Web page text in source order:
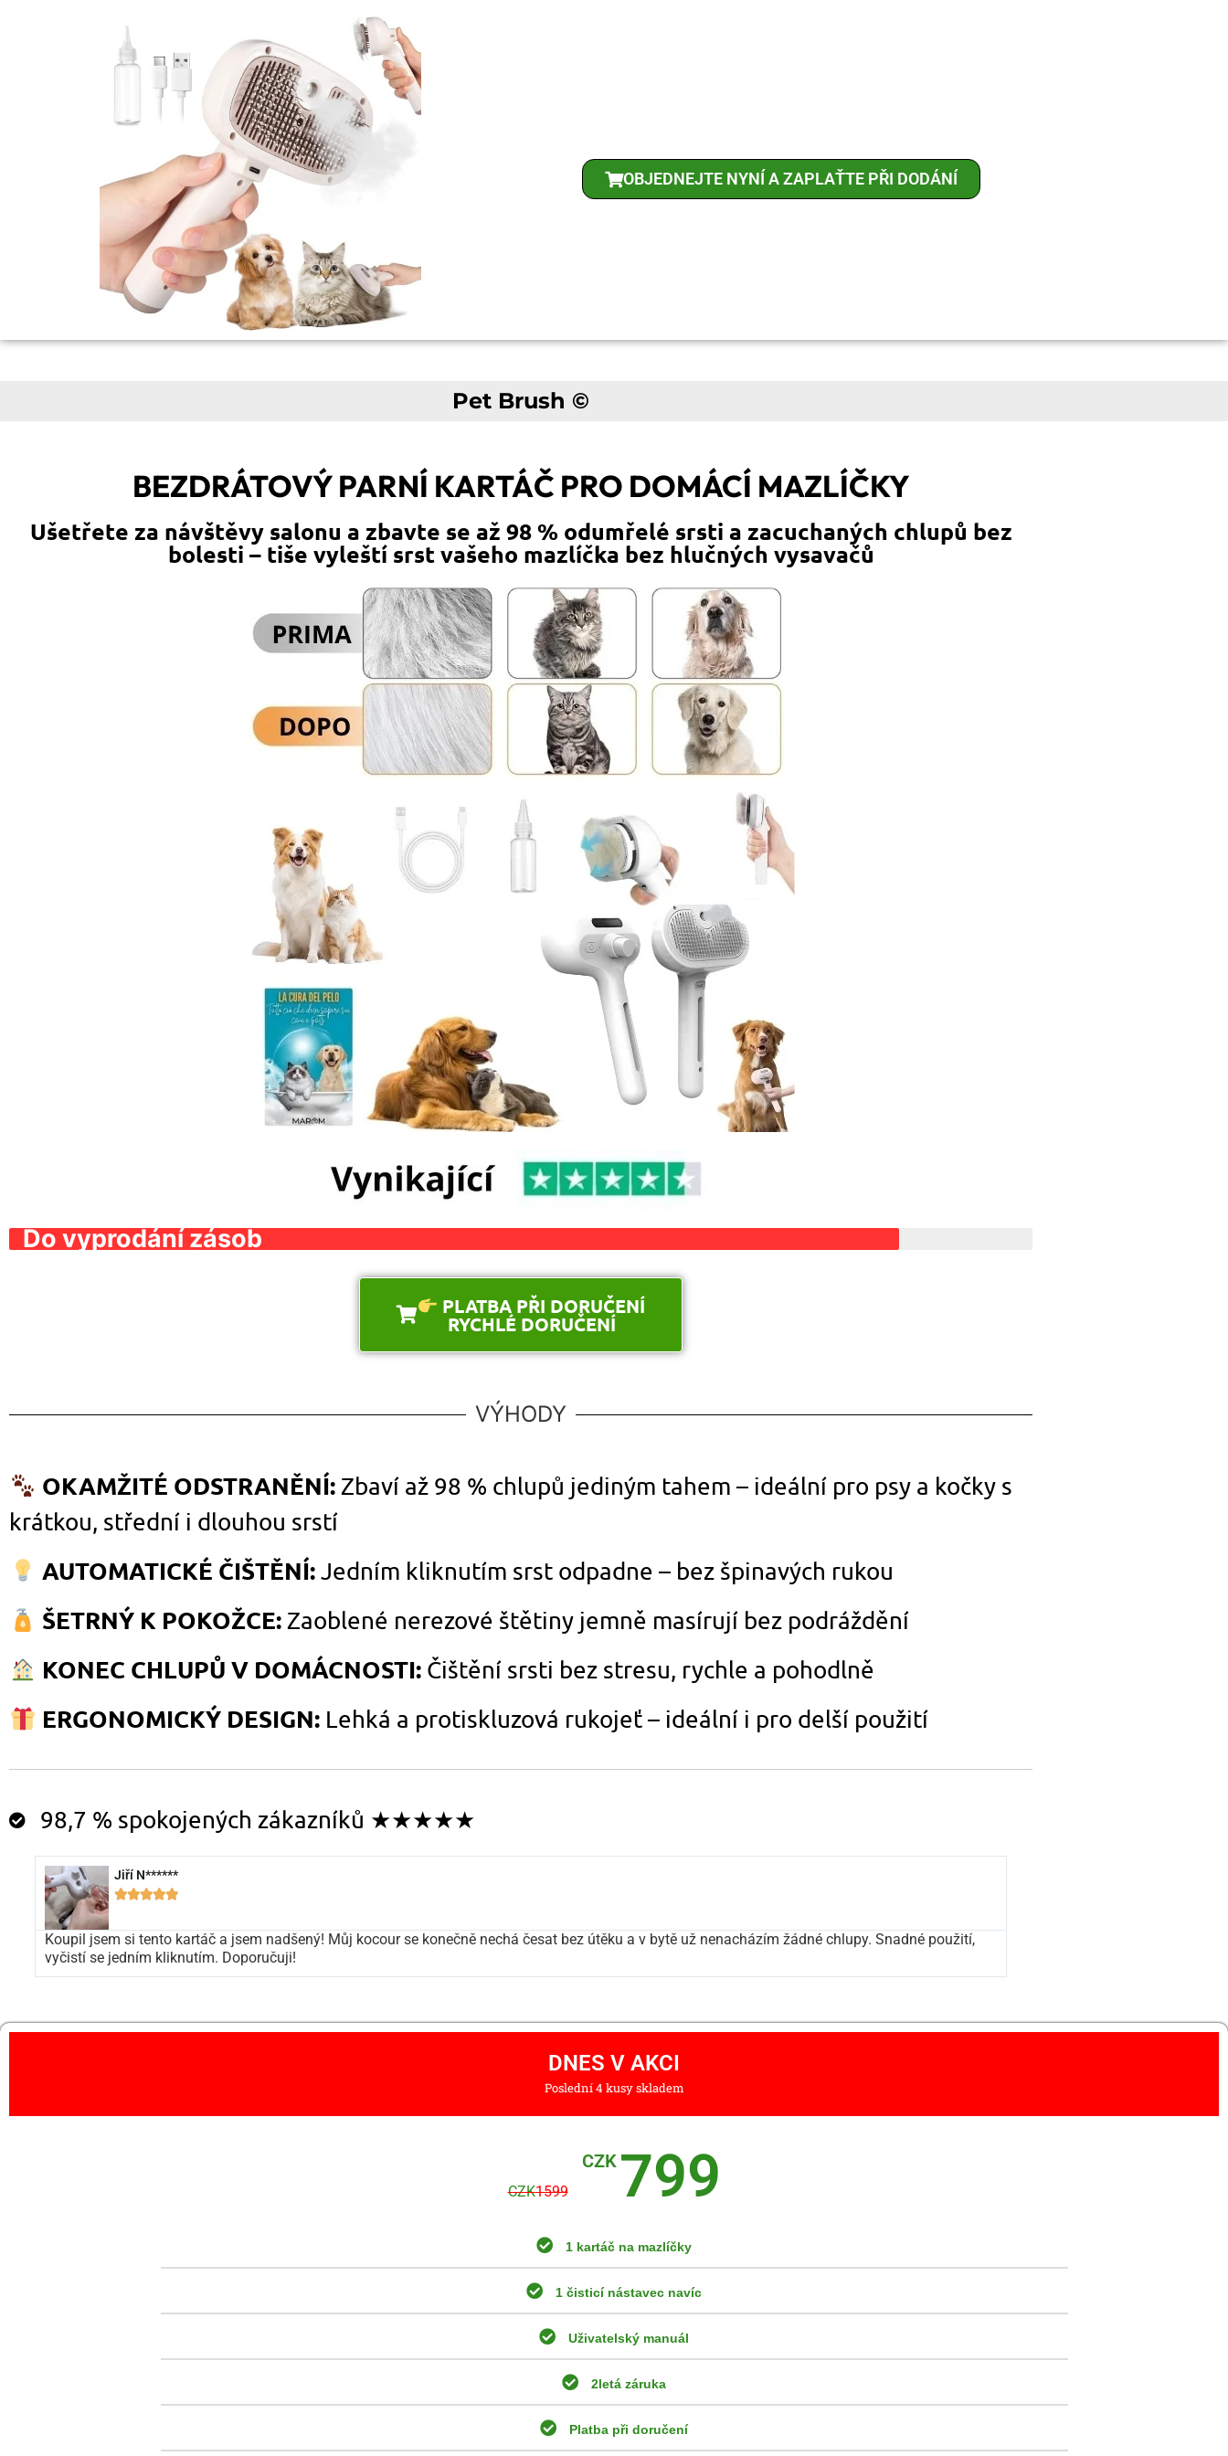
OBJEDNEJTE NYNÍ A ZAPLAŤTE PŘI DODÁNÍ
Pet Brush ©
BEZDRÁTOVÝ PARNÍ KARTÁČ PRO DOMÁCÍ MAZLÍČKY
Ušetřete za návštěvy salonu a zbavte se až 98 % odumřelé srsti a zacuchaných chlupů bez
bolesti – tiše vyleští srst vašeho mazlíčka bez hlučných vysavačů
Do vyprodání zásob
PLATBA PŘI DORUČENÍ
RYCHLÉ DORUČENÍ
VÝHODY
OKAMŽITÉ ODSTRANĚNÍ:Zbaví až 98 % chlupů jediným tahem – ideální pro psy a kočky s
krátkou, střední i dlouhou srstí
AUTOMATICKÉ ČIŠTĚNÍ:Jedním kliknutím srst odpadne – bez špinavých rukou
ŠETRNÝ K POKOŽCE:Zaoblené nerezové štětiny jemně masírují bez podráždění
KONEC CHLUPŮ V DOMÁCNOSTI:Čištění srsti bez stresu, rychle a pohodlně
ERGONOMICKÝ DESIGN:Lehká a protiskluzová rukojeť – ideální i pro delší použití
98,7 % spokojených zákazníků ★★★★★
Jiří N******

Koupil jsem si tento kartáč a jsem nadšený! Můj kocour se konečně nechá česat bez útěku a v bytě už nenacházím žádné chlupy. Snadné použití,
vyčistí se jedním kliknutím. Doporučuji!
DNES V AKCI
Poslední 4 kusy skladem
CZK1599
CZK 799
1 kartáč na mazlíčky
1 čisticí nástavec navíc
Uživatelský manuál
2letá záruka
Platba při doručení